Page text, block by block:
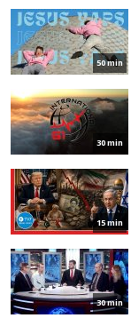
50 min
30 min
15 min
30 min